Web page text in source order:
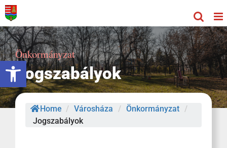
Eszköztár megnyitása
Kihagyás
Önkormányzat
Jogszabályok
Home / Városháza / Önkormányzat /
Jogszabályok